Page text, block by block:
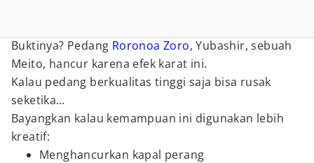
Buktinya? Pedang Roronoa Zoro, Yubashir, sebuah
Meito, hancur karena efek karat ini.
Kalau pedang berkualitas tinggi saja bisa rusak
seketika…
Bayangkan kalau kemampuan ini digunakan lebih
kreatif:
Menghancurkan kapal perang